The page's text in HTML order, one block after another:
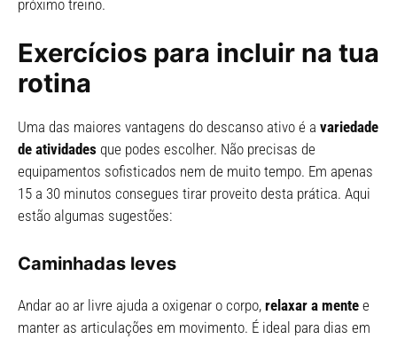
próximo treino.
Exercícios para incluir na tua
rotina
Uma das maiores vantagens do descanso ativo é a variedade
de atividades que podes escolher. Não precisas de
equipamentos sofisticados nem de muito tempo. Em apenas
15 a 30 minutos consegues tirar proveito desta prática. Aqui
estão algumas sugestões:
Caminhadas leves
Andar ao ar livre ajuda a oxigenar o corpo, relaxar a mente e
manter as articulações em movimento. É ideal para dias em